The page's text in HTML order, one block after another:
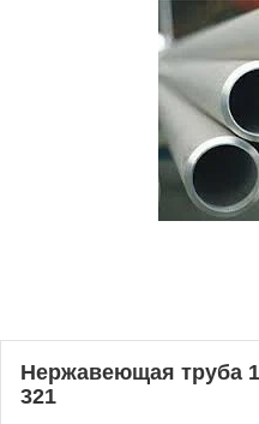
Нержавеющая труба
321